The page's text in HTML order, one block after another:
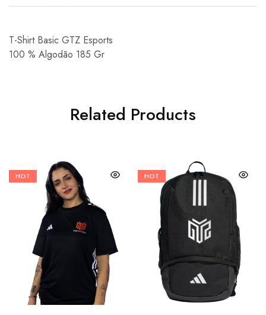
T-Shirt Basic GTZ Esports
100 % Algodão 185 Gr
Related Products
HOT HOT